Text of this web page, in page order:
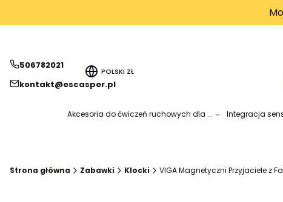
506782021
kontakt@escasper.pl
POLSKI ZŁ
Akcesoria do ćwiczeń ruchowych dla ... Integracja
Strona główna Zabawki Klocki VIGA Magnetyczni Przyjaciele z